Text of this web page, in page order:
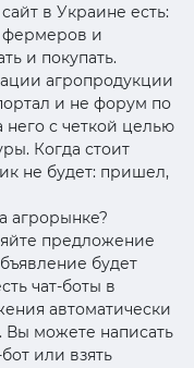
в Украине есть:
фермеров и
и покупать.
агропродукции
и не форум по
него с четкой целью
Когда стоит
не будет: пришел,
агрорынке?
предложение
будет
чат-боты в
автоматически
Вы можете написать
или взять